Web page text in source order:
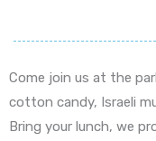
Come join us at the
cotton candy, Israeli
Bring your lunch, we